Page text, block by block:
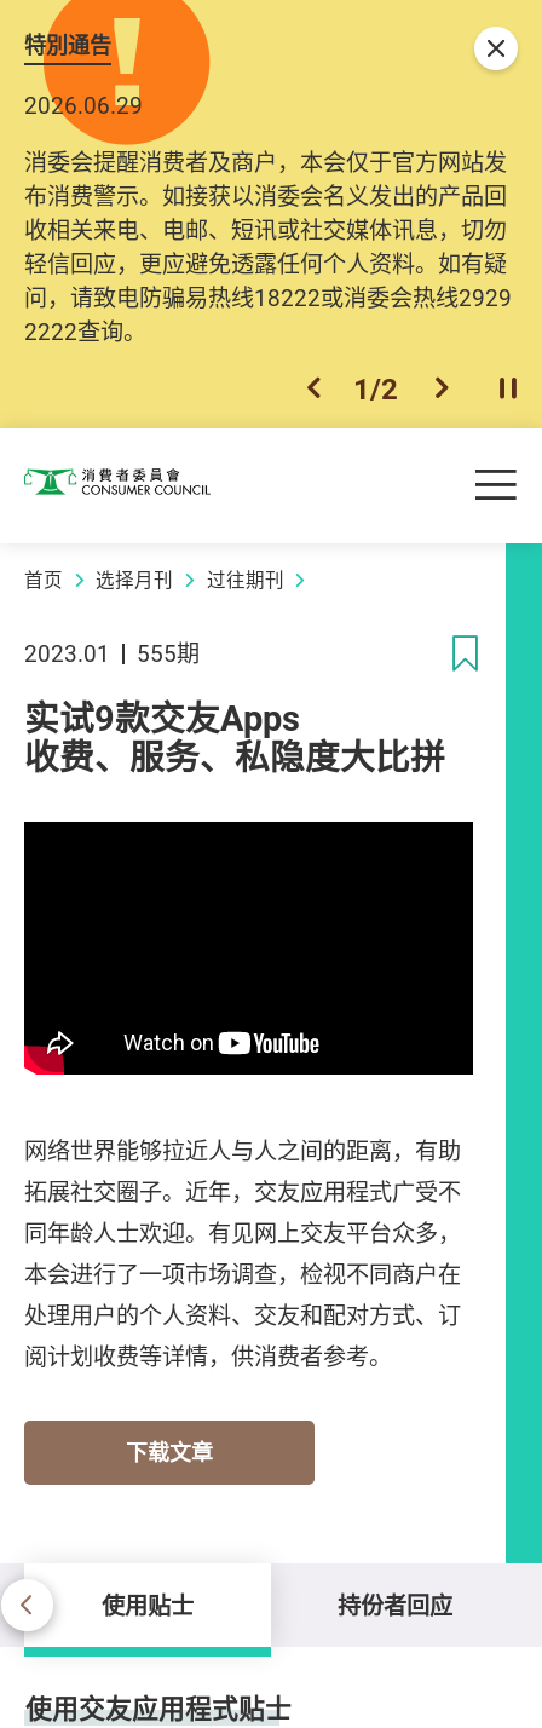
特別通告
2026.06.29
消委会提醒消费者及商户，本会仅于官方网站发
布消费警示。如接获以消委会名义发出的产品回
收相关来电、电邮、短讯或社交媒体讯息，切勿
轻信回应，更应避免透露任何个人资料。如有疑
问，请致电防骗易热线18222或消委会热线2929
2222查询。
上一个
1/2 下一个开
关闭
消费者委员会 目
首页 选择月刊 过往期刊
2023.01 555期
实试9款交友Apps
收费、服务、私隐度大比拼
网络世界能够拉近人与人之间的距离，有助
拓展社交圈子。近年，交友应用程式广受不
同年龄人士欢迎。有见网上交友平台众多，
本会进行了一项市场调查，检视不同商户在
处理用户的个人资料、交友和配对方式、订
阅计划收费等详情，供消费者参考。
下载文章
使用贴士 持份者回应
使用贴士
使用交友应用程式贴士